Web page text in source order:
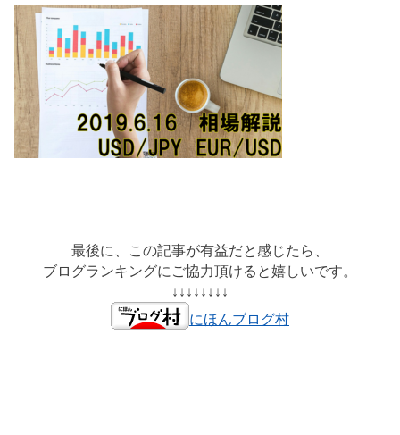
最後に、この記事が有益だと感じたら、
ブログランキングにご協力頂けると嬉しいです。
↓↓↓↓↓↓↓↓
にほんブログ村